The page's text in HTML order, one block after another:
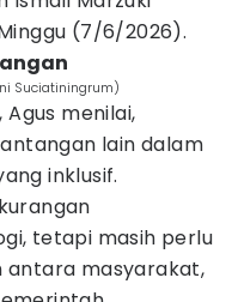
(7/6/2026).
Suciatiningrum)
menilai,
lain dalam
inklusif.
tetapi masih perlu
masyarakat,